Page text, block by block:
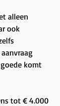
alleen
ook
komt
tot € 4.000